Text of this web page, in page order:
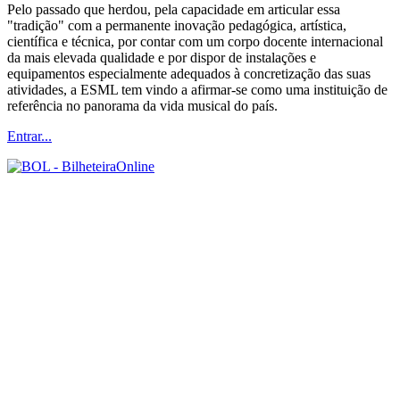
Pelo passado que herdou, pela capacidade em articular essa
"tradição" com a permanente inovação pedagógica, artística,
científica e técnica, por contar com um corpo docente internacional
da mais elevada qualidade e por dispor de instalações e
equipamentos especialmente adequados à concretização das suas
atividades, a ESML tem vindo a afirmar-se como uma instituição de
referência no panorama da vida musical do país.
Entrar...